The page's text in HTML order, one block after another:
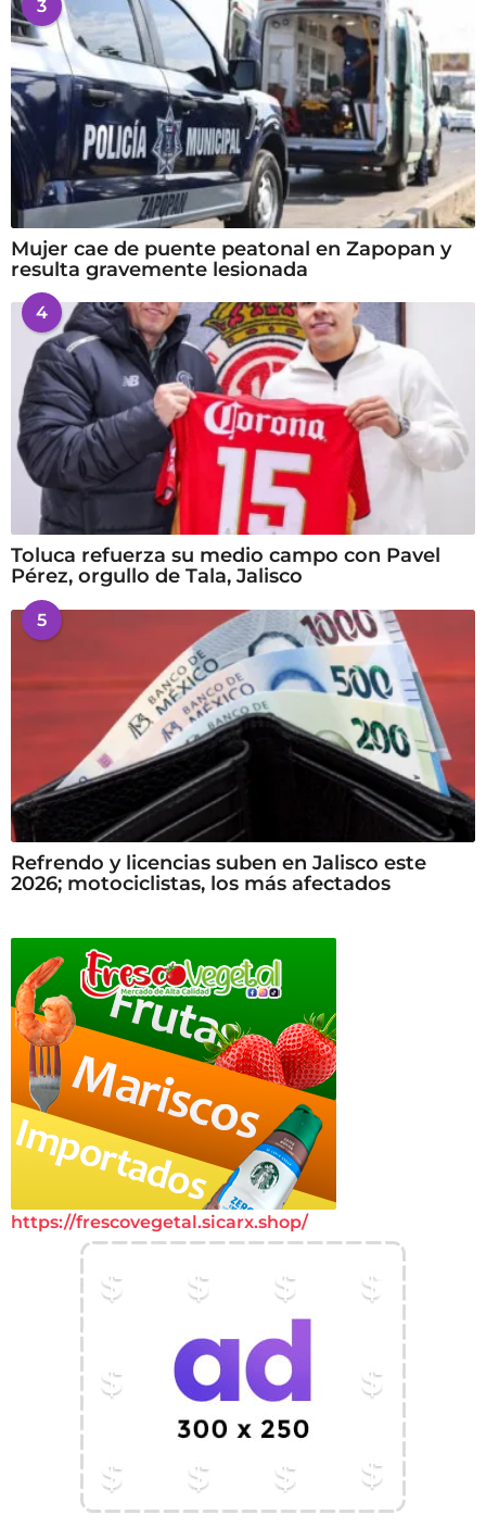
3
Mujer cae de puente peatonal en Zapopan y
resulta gravemente lesionada
4
Toluca refuerza su medio campo con Pavel
Pérez, orgullo de Tala, Jalisco
5
Refrendo y licencias suben en Jalisco este
2026; motociclistas, los más afectados
https://frescovegetal.sicarx.shop/